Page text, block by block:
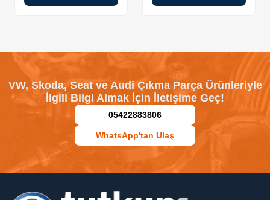
VW, Skoda, Seat ve Audi Çıkma Parça Ürünleriyle
İlgili Bilgi Almak İçin İletişime Geç!
05422883806
WhatsApp'tan Ulaş